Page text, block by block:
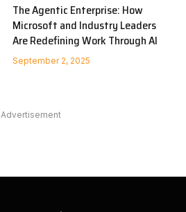
The Agentic Enterprise: How
Microsoft and Industry Leaders
Are Redefining Work Through AI
September 2, 2025
Advertisement